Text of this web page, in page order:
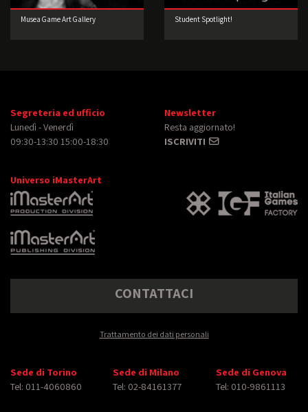
Musea Game Art Gallery Student Spotlight!
Segreteria ed ufficio
Lunedì - Venerdì
09:30-13:30 15:00-18:30
Newsletter
Resta aggiornato!
ISCRIVITI
Universo iMasterArt
CONTATTACI
Trattamento dei dati personali
Sede di Torino
Tel: 011-4060860
Sede di Milano
Tel: 02-84161377
Sede di Genova
Tel: 010-9861113